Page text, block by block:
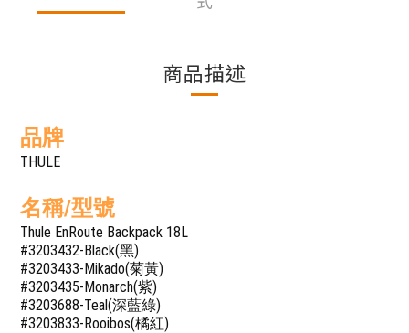
商品描述
品牌
THULE
名稱/型號
Thule EnRoute Backpack 18L
#3203432-Black(黑)
#3203433-Mikado(菊黃)
#3203435-Monarch(紫)
#3203688-Teal(深藍綠)
#3203833-Rooibos(橘紅)